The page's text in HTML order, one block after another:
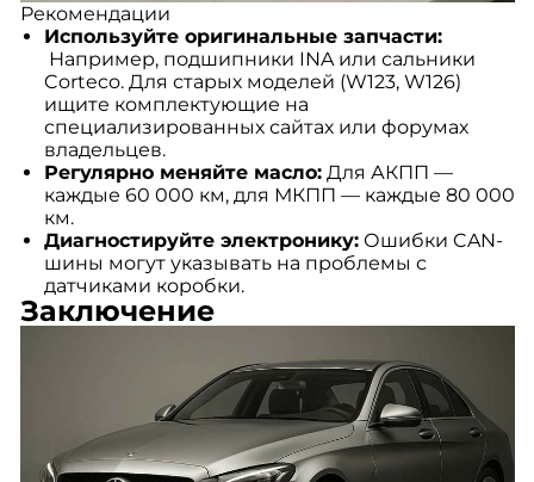
Рекомендации
Используйте оригинальные запчасти:
Например, подшипники INA или сальники
Corteco. Для старых моделей (W123, W126)
ищите комплектующие на
специализированных сайтах или форумах
владельцев.
Регулярно меняйте масло:Для АКПП —
каждые 60 000 км, для МКПП — каждые 80 000
км.
Диагностируйте электронику:Ошибки CAN-
шины могут указывать на проблемы с
датчиками коробки.
Заключение